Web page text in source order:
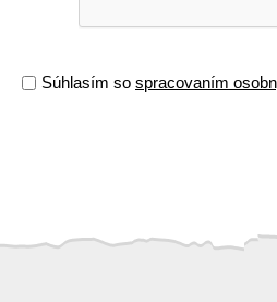
Súhlasím so spracovaním